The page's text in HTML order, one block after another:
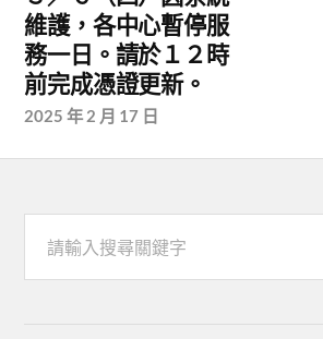
維護，各中心暫停服
務一日。請於１２時
前完成憑證更新。
2025 年 2 月 17 日